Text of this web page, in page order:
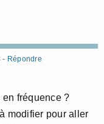
- Répondre
fréquence ?
modifier pour aller